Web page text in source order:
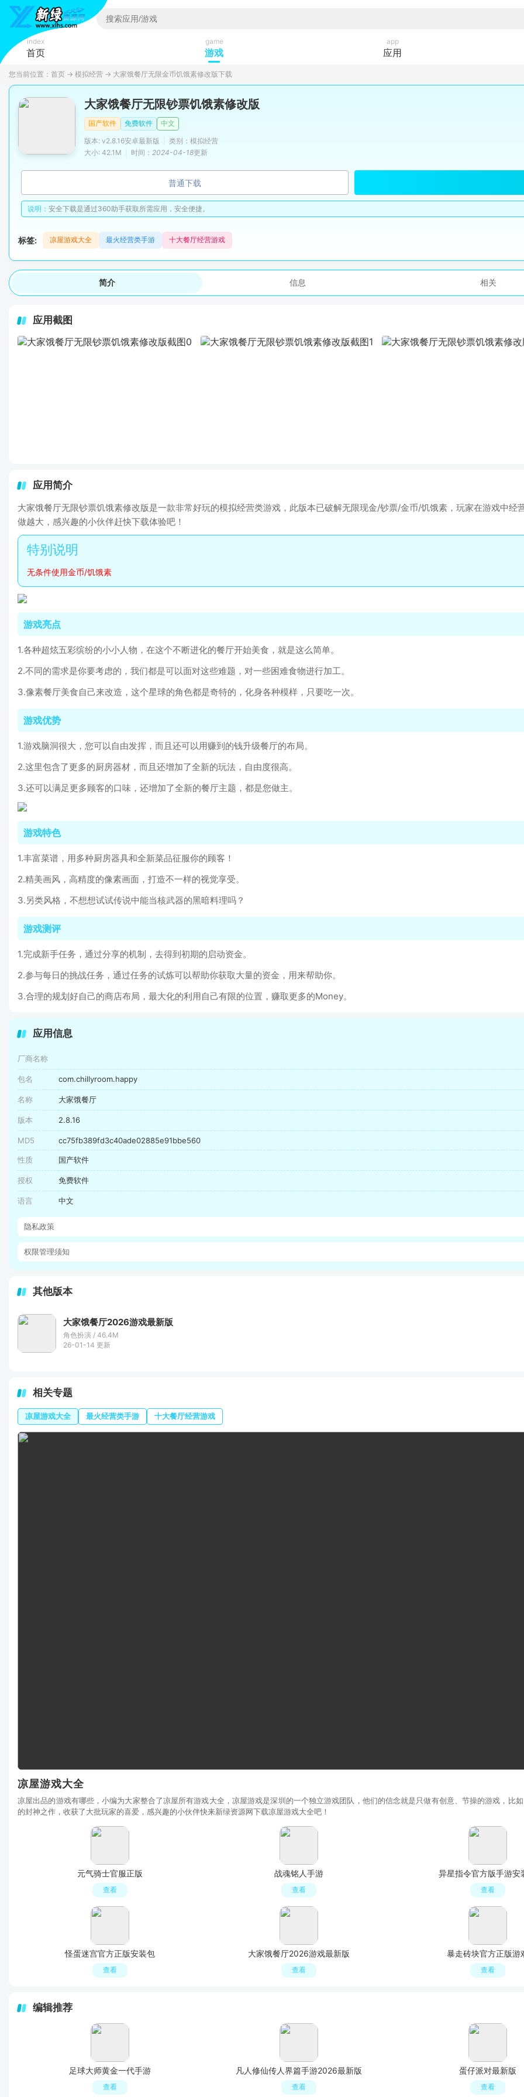
index
首页
game
游戏
app
应用
您当前位置： 首页 → 模拟经营 → 大家饿餐厅无限金币饥饿素修改版下载
大家饿餐厅无限钞票饥饿素修改版
国产软件 免费软件
中文
版本: v2.8.16安卓最新版
类别：模拟经营
大小: 42.1M
时间： 2024-04-18更新
普通下载
说明： 安全下载是通过360助手获取所需应用，安全便捷。
标签: 凉屋游戏大全 最火经营类手游 十大餐厅经营游戏
简介 信息 相关
应用截图
应用简介
大家饿餐厅无限钞票饥饿素修改版是一款非常好玩的模拟经营类游戏，此版本已破解无限现金/钞票/金币/饥饿素，玩家在游戏中
做越大，感兴趣的小伙伴赶快下载体验吧！
无条件使用金币/饥饿素
游戏亮点
1.各种超炫五彩缤纷的小小人物，在这个不断进化的餐厅开始美食，就是这么简单。
2.不同的需求是你要考虑的，我们都是可以面对这些难题，对一些困难食物进行加工。
3.像素餐厅美食自己来改造，这个星球的角色都是奇特的，化身各种模样，只要吃一次。
游戏优势
1.游戏脑洞很大，您可以自由发挥，而且还可以用赚到的钱升级餐厅的布局。
2.这里包含了更多的厨房器材，而且还增加了全新的玩法，自由度很高。
3.还可以满足更多顾客的口味，还增加了全新的餐厅主题，都是您做主。
游戏特色
1.丰富菜谱，用多种厨房器具和全新菜品征服你的顾客！
2.精美画风，高精度的像素画面，打造不一样的视觉享受。
3.另类风格，不想想试试传说中能当核武器的黑暗料理吗？
游戏测评
1.完成新手任务，通过分享的机制，去得到初期的启动资金。
2.参与每日的挑战任务，通过任务的试炼可以帮助你获取大量的资金，用来帮助你。
3.合理的规划好自己的商店布局，最大化的利用自己有限的位置，赚取更多的Money。
应用信息
厂商名称
包名 com.chillyroom.happy
名称 大家饿餐厅
版本 2.8.16
MD5 cc75fb389fd3c40ade02885e91bbe560
性质 国产软件
授权 免费软件
语言 中文
隐私政策
权限管理须知
其他版本
大家饿餐厅2026游戏最新版
角色扮演 / 46.4M
26-01-14 更新
相关专题
凉屋游戏大全 最火经营类手游 十大餐厅经营游戏
凉屋游戏大全
凉屋出品的游戏有哪些，小编为大家整合了凉屋所有游戏大全，凉屋游戏是深圳的一个独立游戏团队，他们的信念就是只做有创意、节操的游戏，比
的封神之作，收获了大批玩家的喜爱，感兴趣的小伙伴快来新绿资源网下载凉屋游戏大全吧！
元气骑士官服正版
查看
战魂铭人手游
查看
异星指令官方版手游安
查看
怪蛋迷宫官方正版安装包
查看
大家饿餐厅2026游戏最新版
查看
暴走砖块官方正版游
查看
编辑推荐
足球大师黄金一代手游
查看
凡人修仙传人界篇手游2026最新版
查看
蛋仔派对最新版
查看